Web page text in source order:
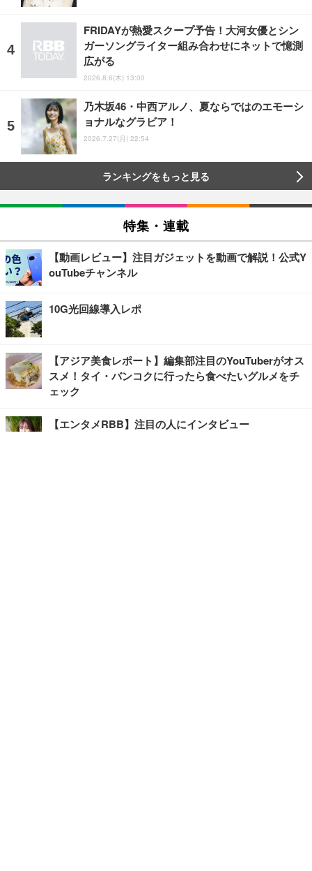
FRIDAYが熱愛スクープ予告！大河女優とシン
ガーソングライター組み合わせにネットで憶測
広がる
2026.8.6(木) 13:00
乃木坂46・中西アルノ、夏ならではのエモーシ
ョナルなグラビア！
2026.7.27(月) 22:54
ランキングをもっと見る
特集・連載
【動画レビュー】注目ガジェットを動画で解説！公式Y
ouTubeチャンネル
10G光回線導入レポ
【アジア美食レポート】編集部注目のYouTuberがオス
スメ！タイ・バンコクに行ったら食べたいグルメをチ
ェック
【エンタメRBB】注目の人にインタビュー